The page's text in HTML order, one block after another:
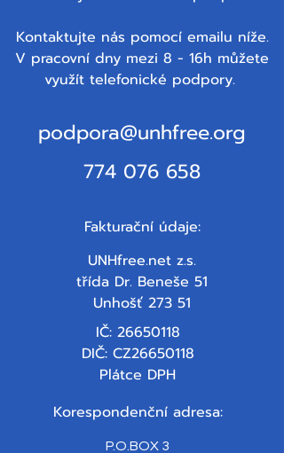
Kontaktujte nás pomocí emailu níže.
V pracovní dny mezi 8 - 16h můžete
využít telefonické podpory.
podpora@unhfree.org
774 076 658
Fakturační údaje:
UNHfree.net z.s.
třída Dr. Beneše 51
Unhošť 273 51
IČ: 26650118
DIČ: CZ26650118
Plátce DPH
Korespondenční adresa:
P.O.BOX 3